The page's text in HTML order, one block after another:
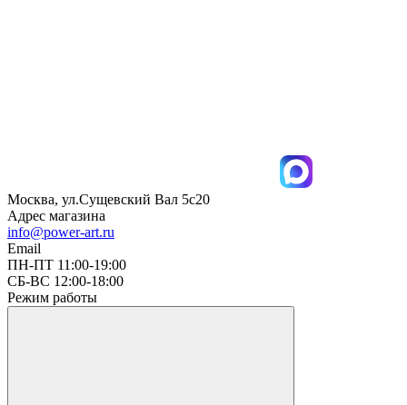
Москва, ул.Сущевский Вал 5с20
Адрес магазина
info@power-art.ru
Email
ПН-ПТ 11:00-19:00
СБ-ВС 12:00-18:00
Режим работы